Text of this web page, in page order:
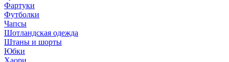
Фартуки
Футболки
Чапсы
Шотландская одежда
Штаны и шорты
Юбки
Хаори